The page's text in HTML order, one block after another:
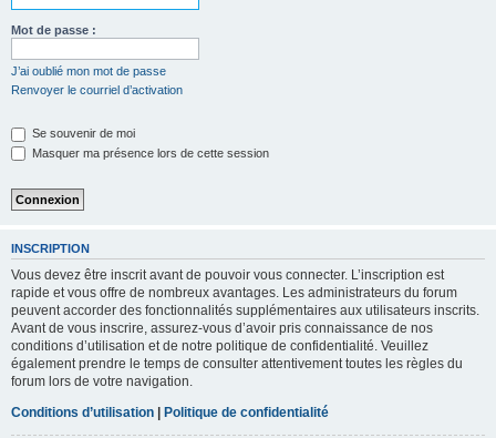
Mot de passe :
J’ai oublié mon mot de passe
Renvoyer le courriel d’activation
Se souvenir de moi
Masquer ma présence lors de cette session
INSCRIPTION
Vous devez être inscrit avant de pouvoir vous connecter. L’inscription est
rapide et vous offre de nombreux avantages. Les administrateurs du forum
peuvent accorder des fonctionnalités supplémentaires aux utilisateurs inscrits.
Avant de vous inscrire, assurez-vous d’avoir pris connaissance de nos
conditions d’utilisation et de notre politique de confidentialité. Veuillez
également prendre le temps de consulter attentivement toutes les règles du
forum lors de votre navigation.
Conditions d’utilisation | Politique de confidentialité